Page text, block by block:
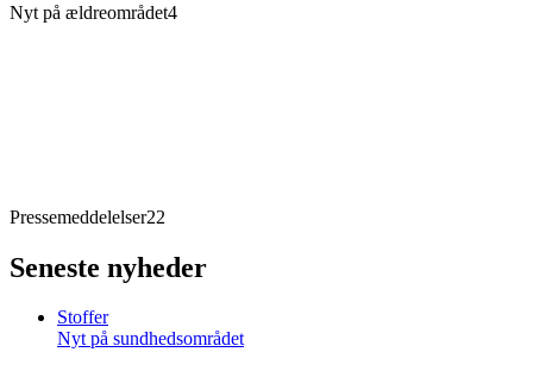
Nyt på ældreområdet4
Pressemeddelelser22
Seneste nyheder
Stoffer
Nyt på sundhedsområdet